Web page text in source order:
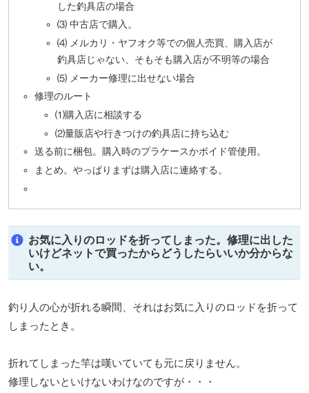
した釣具店の場合
⑶ 中古店で購入。
⑷ メルカリ・ヤフオク等での個人売買、購入店が
釣具店じゃない、そもそも購入店が不明等の場合
⑸ メーカー修理に出せない場合
修理のルート
⑴購入店に相談する
⑵量販店や行きつけの釣具店に持ち込む
送る前に梱包。購入時のプラケースかボイド管使用。
まとめ。やっぱりまずは購入店に連絡する。
お気に入りのロッドを折ってしまった。修理に出した
いけどネットで買ったからどうしたらいいか分からな
い。
釣り人の心が折れる瞬間、それはお気に入りのロッドを折って
しまったとき。
折れてしまった竿は嘆いていても元に戻りません。
修理しないといけないわけなのですが・・・